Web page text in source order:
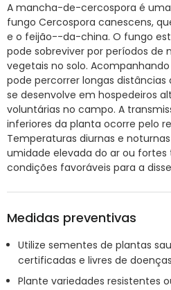
A mancha-de-cercospora é
fungo Cercospora canescens,
e o feijão--da-china. O fungo
pode sobreviver por períodos de
vegetais no solo.
pode percorrer longas
se desenvolve em hospedeiros
voluntárias no campo. A
inferiores da planta ocorre pelo
Temperaturas diurnas e
umidade elevada do ar ou
condições favoráveis para a
Medidas preventivas
Utilize sementes de plantas
certificadas e livres de
Plante variedades resistentes